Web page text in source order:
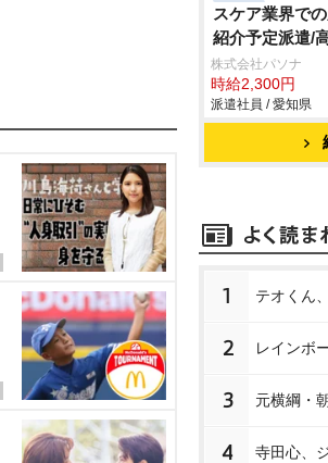
スケア業界で
紹介予定派遣/
株式会社パソナ
時給2,300円
派遣社員 / 愛知県
1 テオくん
2 レインボ
3 元横綱・
4 寺田心、